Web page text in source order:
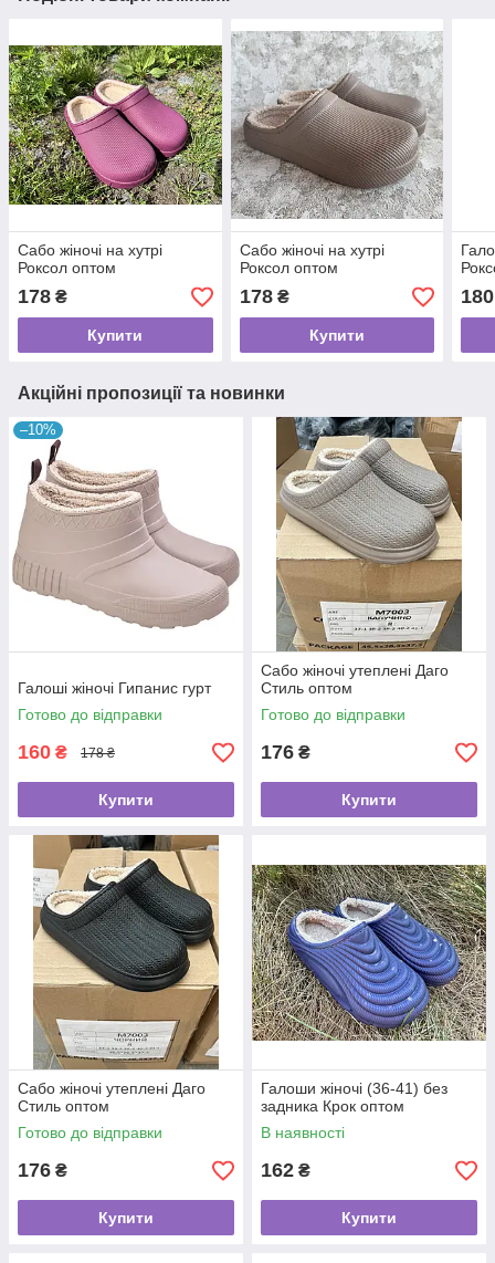
Сабо жіночі на хутрі
Роксол оптом
178 ₴
Купити
Сабо жіночі на хутрі
Роксол оптом
178₴
Купити
180
Акційні пропозиції та новинки
–10%
Галоші жіночі Гипанис гурт
Готово до відправки
160 ₴ 178 ₴
Купити
Сабо жіночі утеплені Даго
Стиль оптом
Готово до відправки
176 ₴
Купити
Сабо жіночі утеплені Даго
Стиль оптом
Готово до відправки
176 ₴
Купити
Галоши жіночі (36-41) без
задника Крок оптом
В наявності
162 ₴
Купити